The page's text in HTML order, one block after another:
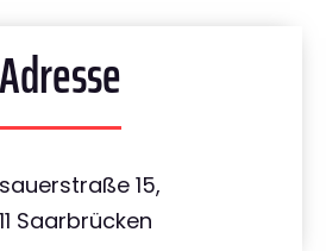
Adresse
15,
Saarbrücken